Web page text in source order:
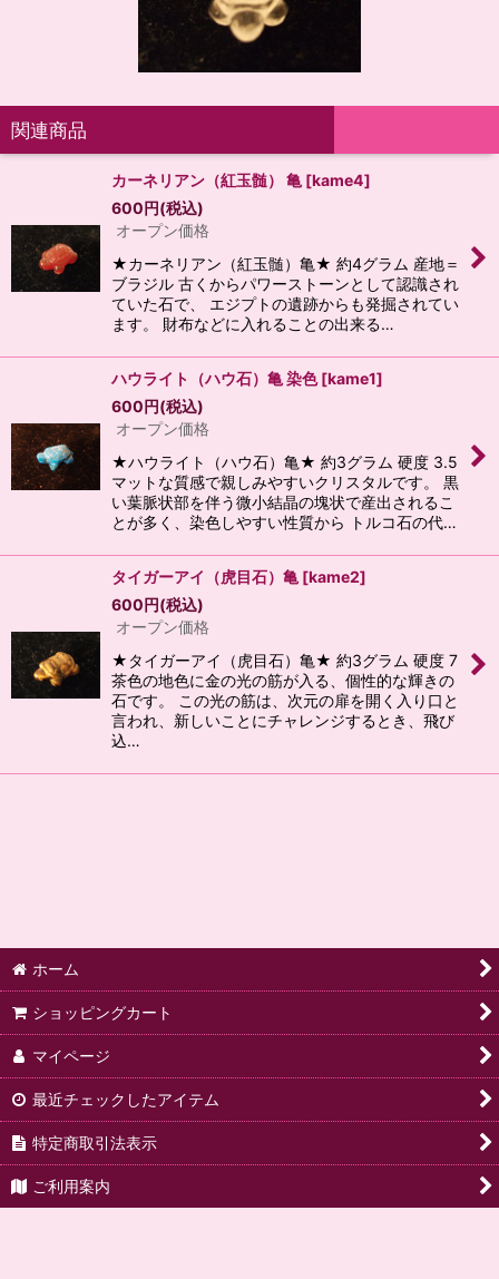
関連商品
カーネリアン（紅玉髄） 亀 [kame4]
600円(税込)
オープン価格
★カーネリアン（紅玉髄）亀★ 約4グラム 産地＝
ブラジル 古くからパワーストーンとして認識され
ていた石で、 エジプトの遺跡からも発掘されてい
ます。 財布などに入れることの出来る…
ハウライト（ハウ石）亀 染色 [kame1]
600円(税込)
オープン価格
★ハウライト（ハウ石）亀★ 約3グラム 硬度 3.5
マットな質感で親しみやすいクリスタルです。 黒
い葉脈状部を伴う微小結晶の塊状で産出されるこ
とが多く、染色しやすい性質から トルコ石の代…
タイガーアイ（虎目石）亀 [kame2]
600円(税込)
オープン価格
★タイガーアイ（虎目石）亀★ 約3グラム 硬度 7
茶色の地色に金の光の筋が入る、個性的な輝きの
石です。 この光の筋は、次元の扉を開く入り口と
言われ、新しいことにチャレンジするとき、飛び
込…
ホーム
ショッピングカート
マイページ
最近チェックしたアイテム
特定商取引法表示
ご利用案内